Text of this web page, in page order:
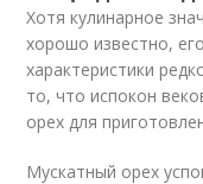
Хотя кулинарное
хорошо известно,
характеристики
то, что испокон
орех для
Мускатный орех